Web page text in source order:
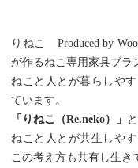
りねこ Produced by
が作るねこ専用家具ブラ
ねこと人とが暮らしや
ています。
「りねこ（Re.neko）」
ねこと人とが共生しや
この考え方も共有し生き